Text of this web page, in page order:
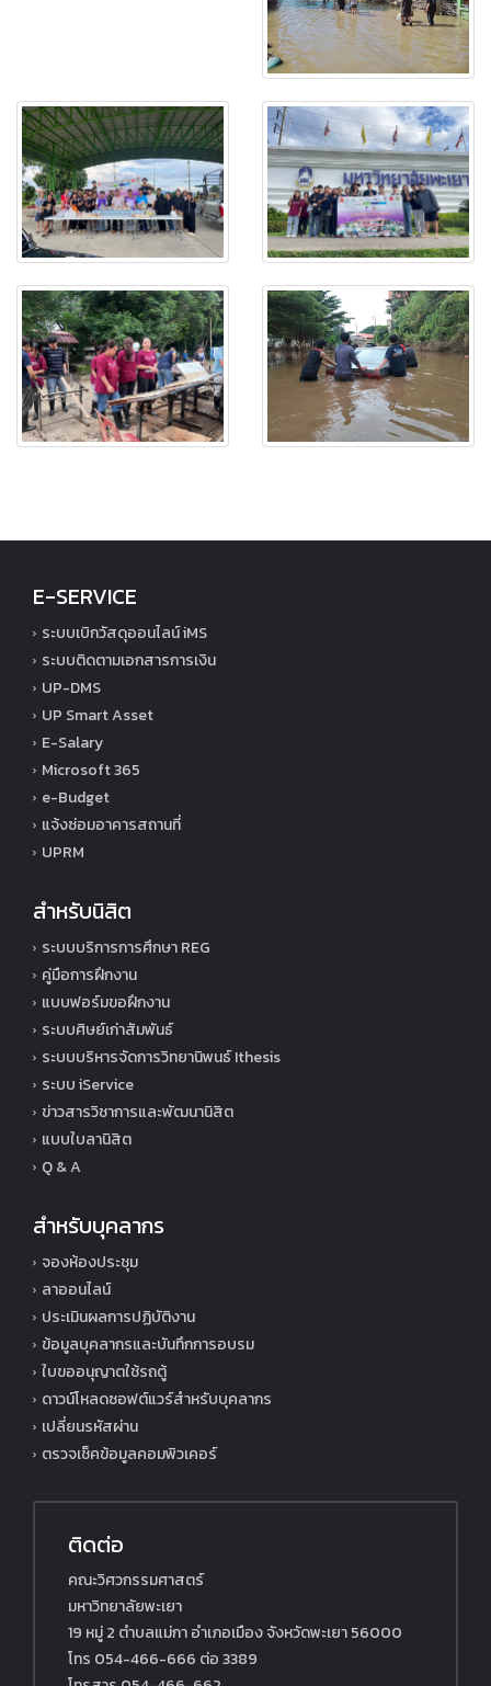
E-SERVICE
ระบบเบิกวัสดุออนไลน์ iMS
ระบบติดตามเอกสารการเงิน
UP-DMS
UP Smart Asset
E-Salary
Microsoft 365
e-Budget
แจ้งซ่อมอาคารสถานที่
UPRM
สำหรับนิสิต
ระบบบริการการศึกษา REG
คู่มือการฝึกงาน
แบบฟอร์มขอฝึกงาน
ระบบศิษย์เก่าสัมพันธ์
ระบบบริหารจัดการวิทยานิพนธ์ Ithesis
ระบบ iService
ข่าวสารวิชาการและพัฒนานิสิต
แบบใบลานิสิต
Q & A
สำหรับบุคลากร
จองห้องประชุม
ลาออนไลน์
ประเมินผลการปฏิบัติงาน
ข้อมูลบุคลากรและบันทึกการอบรม
ใบขออนุญาตใช้รถตู้
ดาวน์โหลดซอฟต์แวร์สำหรับบุคลากร
เปลี่ยนรหัสผ่าน
ตรวจเช็คข้อมูลคอมพิวเคอร์
ติดต่อ
คณะวิศวกรรมศาสตร์
มหาวิทยาลัยพะเยา
19 หมู่ 2 ตำบลแม่กา อำเภอเมือง จังหวัดพะเยา 56000
โทร 054-466-666 ต่อ 3389